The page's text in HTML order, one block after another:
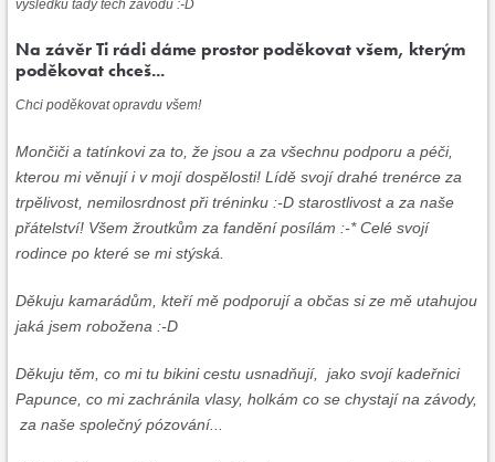
výsledků tady těch závodů :-D
Na závěr Ti rádi dáme prostor poděkovat všem, kterým
poděkovat chceš...
Chci poděkovat opravdu všem!
Mončiči a tatínkovi za to, že jsou a za všechnu podporu a péči,
kterou mi věnují i v mojí dospělosti! Lídě svojí drahé trenérce za
trpělivost, nemilosrdnost při tréninku :-D starostlivost a za naše
přátelství! Všem žroutkům za fandění posílám :-* Celé svojí
rodince po které se mi stýská.
Děkuju kamarádům, kteří mě podporují a občas si ze mě utahujou
jaká jsem robožena :-D
Děkuju těm, co mi tu bikini cestu usnadňují, jako svojí kadeřnici
Papunce, co mi zachránila vlasy, holkám co se chystají na závody,
za naše společný pózování...